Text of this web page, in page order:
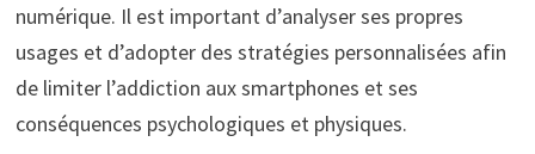
numérique. Il est important d’analyser ses propres
usages et d’adopter des stratégies personnalisées afin
de limiter l’addiction aux smartphones et ses
conséquences psychologiques et physiques.